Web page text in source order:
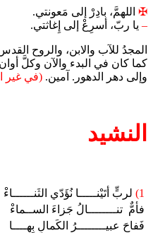
✠ اللهمَّ، بادِرْ إلى مَعونتي.
– يا ربّ، أسرِعْ إلى إِغاثتي.
المجدُ للآب والابن، والروح
كما كان في البدء والآن وكلَّ
وإلى دهر الدهور. آمين. (في غير
النشيد
1)
لربٍّ أتَيْنـــــا نُؤَدّي الثَنــــــاءْ
فأمٌّ تنــــــــالُ جَزاءَ الســماءْ
فَفاحَ عبيــــــــرُ الكَمالِ بِهــــا